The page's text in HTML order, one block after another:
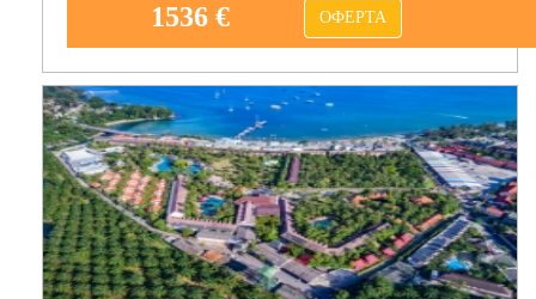
1536 € ОФЕРТА